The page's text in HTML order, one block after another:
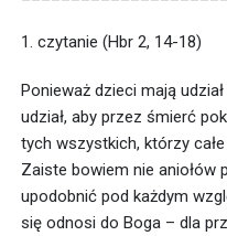
1. czytanie (Hbr 2, 14-18)
Ponieważ dzieci mają
udział, aby przez śmierć
tych wszystkich, którzy
Zaiste bowiem nie aniołów
upodobnić pod każdym
się odnosi do Boga – dla